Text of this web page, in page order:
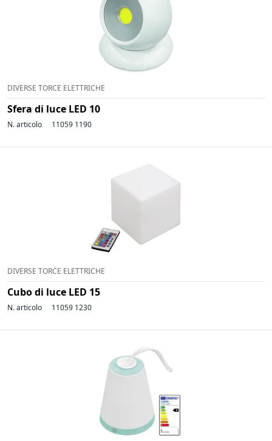
DIVERSE TORCE ELETTRICHE
Sfera di luce LED 10
N. articolo 11059 1190
DIVERSE TORCE ELETTRICHE
Cubo di luce LED 15
N. articolo 11059 1230